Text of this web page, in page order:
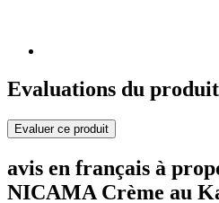
Evaluations du produit
Evaluer ce produit
avis en français à
NICAMA Crème au